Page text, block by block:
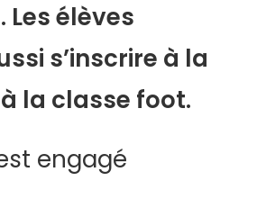
Les élèves
s’inscrire à la
la classe foot.
engagé